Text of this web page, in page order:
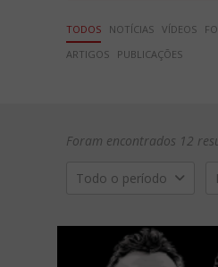
TODOS NOTÍCIAS VÍDEOS
ARTIGOS
PUBLICAÇÕES
Foram encontrados 12
Todo o período